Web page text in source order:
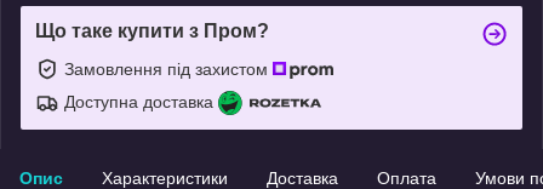
Що таке купити з Пром?
Замовлення під захистом
Доступна доставка
Опис Характеристики Доставка Оплата Умови